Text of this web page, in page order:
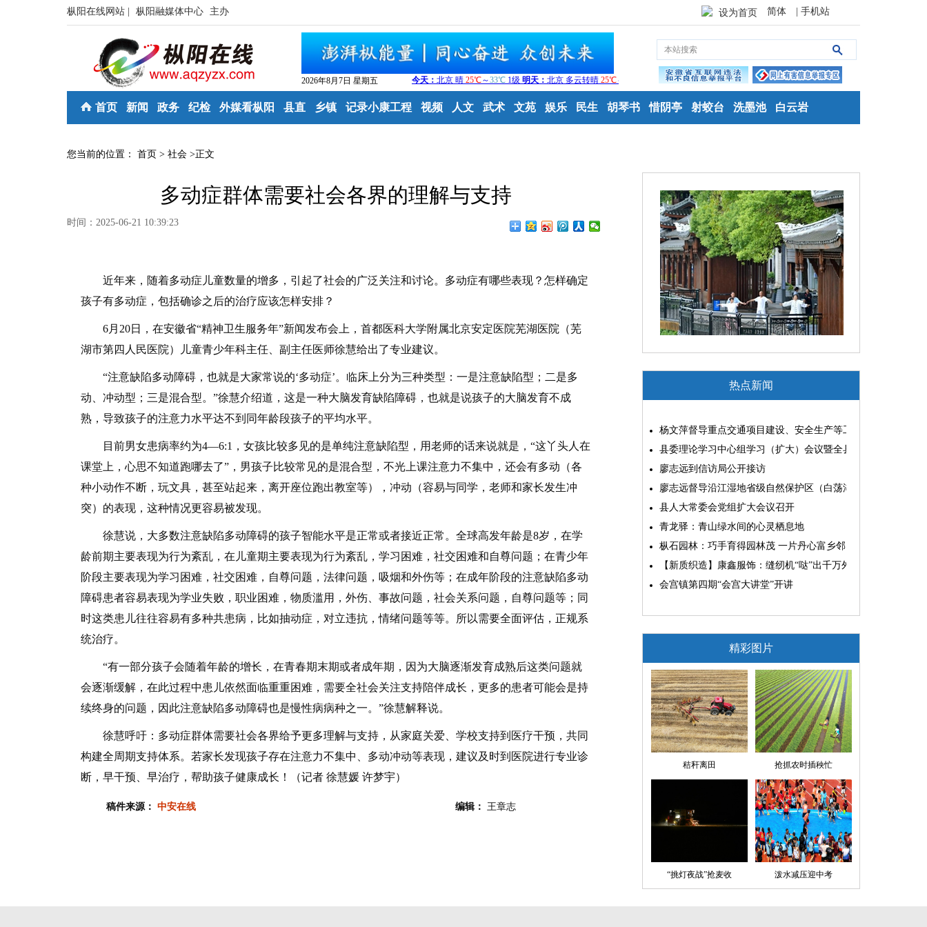
枞阳在线网站 | 枞阳融媒体中心 主办 设为首页 简体 | 手机站
2026年8月7日 星期五
首页 新闻 政务 纪检 外媒看枞阳 县直 乡镇 记录小康工程 视频 人文 武术 文苑 娱乐 民生 胡琴书 惜阴亭 射蛟台 洗墨池 白云岩
您当前的位置： 首页 > 社会 >正文
多动症群体需要社会各界的理解与支持
时间：2025-06-21 10:39:23
近年来，随着多动症儿童数量的增多，引起了社会的广泛关注和讨论。多动症有哪些表现？怎样确定
孩子有多动症，包括确诊之后的治疗应该怎样安排？
6月20日，在安徽省“精神卫生服务年”新闻发布会上，首都医科大学附属北京安定医院芜湖医院（芜
湖市第四人民医院）儿童青少年科主任、副主任医师徐慧给出了专业建议。
“注意缺陷多动障碍，也就是大家常说的‘多动症’。临床上分为三种类型：一是注意缺陷型；二是多
动、冲动型；三是混合型。”徐慧介绍道，这是一种大脑发育缺陷障碍，也就是说孩子的大脑发育不成
熟，导致孩子的注意力水平达不到同年龄段孩子的平均水平。
目前男女患病率约为4—6:1，女孩比较多见的是单纯注意缺陷型，用老师的话来说就是，“这丫头人在
课堂上，心思不知道跑哪去了”，男孩子比较常见的是混合型，不光上课注意力不集中，还会有多动（各
种小动作不断，玩文具，甚至站起来，离开座位跑出教室等），冲动（容易与同学，老师和家长发生冲
突）的表现，这种情况更容易被发现。
徐慧说，大多数注意缺陷多动障碍的孩子智能水平是正常或者接近正常。全球高发年龄是8岁，在学
龄前期主要表现为行为紊乱，在儿童期主要表现为行为紊乱，学习困难，社交困难和自尊问题；在青少年
阶段主要表现为学习困难，社交困难，自尊问题，法律问题，吸烟和外伤等；在成年阶段的注意缺陷多动
障碍患者容易表现为学业失败，职业困难，物质滥用，外伤、事故问题，社会关系问题，自尊问题等；同
时这类患儿往往容易有多种共患病，比如抽动症，对立违抗，情绪问题等等。所以需要全面评估，正规系
统治疗。
“有一部分孩子会随着年龄的增长，在青春期末期或者成年期，因为大脑逐渐发育成熟后这类问题就
会逐渐缓解，在此过程中患儿依然面临重重困难，需要全社会关注支持陪伴成长，更多的患者可能会是持
续终身的问题，因此注意缺陷多动障碍也是慢性病病种之一。”徐慧解释说。
徐慧呼吁：多动症群体需要社会各界给予更多理解与支持，从家庭关爱、学校支持到医疗干预，共同
构建全周期支持体系。若家长发现孩子存在注意力不集中、多动冲动等表现，建议及时到医院进行专业诊
断，早干预、早治疗，帮助孩子健康成长！（记者 徐慧媛 许梦宇）
稿件来源： 中安在线 编辑： 王章志
热点新闻
杨文萍督导重点交通项目建设、安全生产等工作
县委理论学习中心组学习（扩大）会议暨全县“两为”能力素质
廖志远到信访局公开接访
廖志远督导沿江湿地省级自然保护区（白荡湖片区）问题整改
县人大常委会党组扩大会议召开
青龙驿：青山绿水间的心灵栖息地
枞石园林：巧手育得园林茂 一片丹心富乡邻
【新质织造】康鑫服饰：缝纫机“哒”出千万外贸大生意
会宫镇第四期“会宫大讲堂”开讲
精彩图片
秸秆离田 抢抓农时插秧忙
“挑灯夜战”抢麦收 泼水减压迎中考